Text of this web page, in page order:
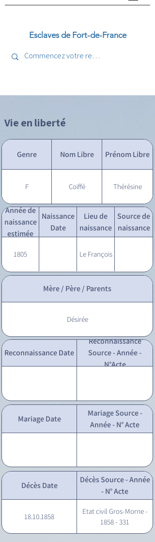
Esclaves de Fort-de-France
Vie en liberté
Genre Nom Libre Prénom Libre
F Coiffé Thérésine
Année de
naissance
estimée
Naissance
Date
Lieu de
naissance
Source de
naissance
1805 Le François
Mère / Père / Parents
Désirée
Reconnaissance Date
Reconnaissance
Source - Année -
N°Acte
Mariage Date
Mariage Source -
Année - N° Acte
Décès Date
Décès Source - Année
- N° Acte
18.10.1858
Etat civil Gros-Morne -
1858 - 331